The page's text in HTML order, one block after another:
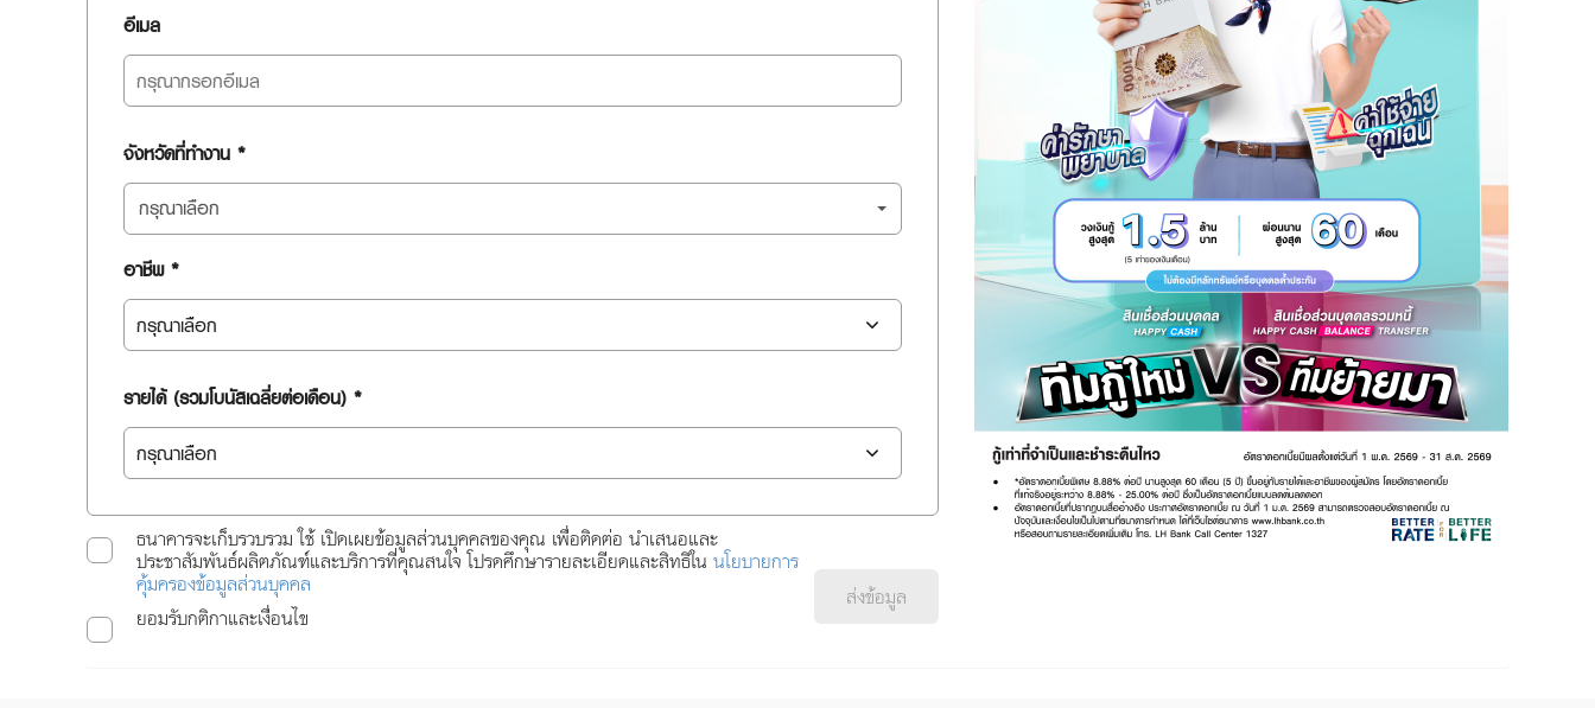
อีเมล
จังหวัดที่ทำงาน *
กรุณาเลือก
อาชีพ *
รายได้ (รวมโบนัสเฉลี่ยต่อเดือน) *
ธนาคารจะเก็บรวบรวม ใช้ เปิดเผยข้อมูลส่วนบุคคลของคุณ เพื่อติดต่อ นำเสนอและ
ประชาสัมพันธ์ผลิตภัณฑ์และบริการที่คุณสนใจ โปรดศึกษารายละเอียดและสิทธิใน นโยบายการ
คุ้มครองข้อมูลส่วนบุคคล
ยอมรับกติกาและเงื่อนไข
ส่งข้อมูล